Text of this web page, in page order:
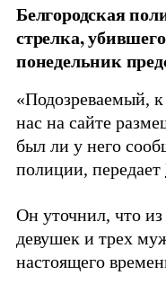
Белгородская
стрелка,
понедельник
«Подозреваемый,
нас на сайте
был ли у него
полиции, передает
Он уточнил, что
девушек и трех
настоящего